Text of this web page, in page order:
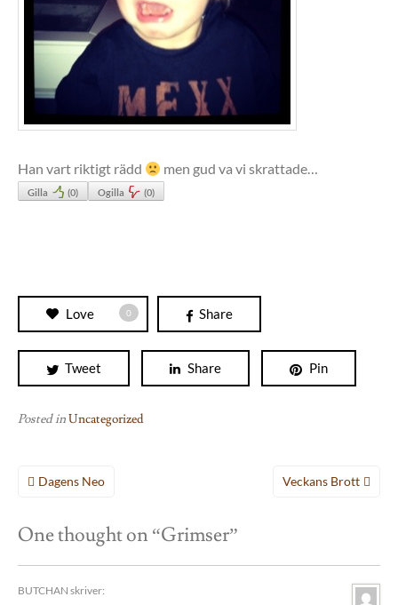
Han vart riktigt rädd men gud va vi skrattade…
Gilla (0) Ogilla (0)
Love 0 Share
Tweet Share Pin
Posted inUncategorized
Inläggsnavigering
Dagens Neo Veckans Brott
One thought on “Grimser”
BUTCHAN skriver: